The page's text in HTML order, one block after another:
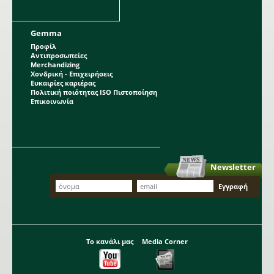
Gemma
Προφίλ
Αντιπροσωπείες
Merchandizing
Χονδρική - Επιχειρήσεις
Ευκαιρίες καριέρας
Πολιτική ποιότητας ISO Πιστοποίηση
Επικοινωνία
Newsletter
Το κανάλι μας Media Corner